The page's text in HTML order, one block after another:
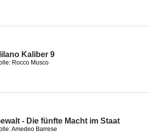
Kaliber 9
Rocco Musco
- Die fünfte Macht im Staat
Amedeo Barrese